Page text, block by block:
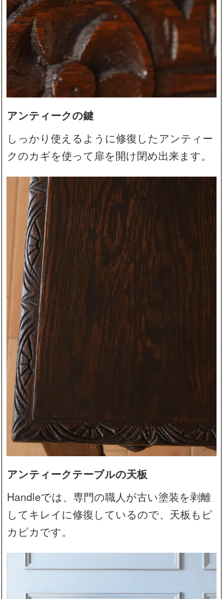
アンティークの鍵
しっかり使えるように修復したアンティー
クのカギを使って扉を開け閉め出来ます。
アンティークテーブルの天板
Handleでは、専門の職人が古い塗装を剥離
してキレイに修復しているので、天板もピ
カピカです。